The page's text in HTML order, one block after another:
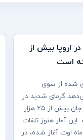
اروپا بیش از
شده از سوی
گرمای شدید در
سال جاری میلادی تاکنون جان بیش از ۲۵ هزار
این آمار هنوز تلفات
ماه اوت آغاز شده، در